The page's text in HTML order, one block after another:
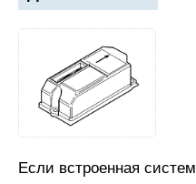
Если встроенная